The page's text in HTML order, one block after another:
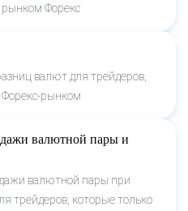
рынком Форекс
валют для трейдеров,
Форекс-рынком
валютной пары и
валютной пары при
трейдеров, которые только